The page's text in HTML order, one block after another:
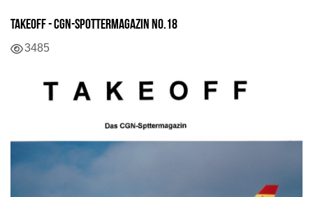
TAKEOFF - CGN-Spottermagazin No.18
Details
3485